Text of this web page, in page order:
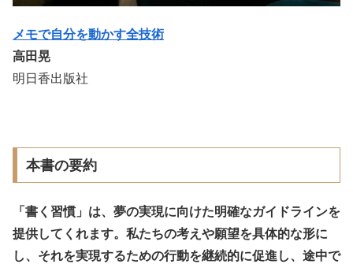
メモで自分を動かす全技術
高田晃
明日香出版社
本書の要約
「書く習慣」は、夢の実現に向けた明確なガイドラインを
提供してくれます。私たちの考えや願望を具体的な形に
し、それを実現するための行動を継続的に促進し、途中で